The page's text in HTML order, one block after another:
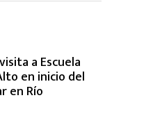
a Escuela
en inicio del
en Río